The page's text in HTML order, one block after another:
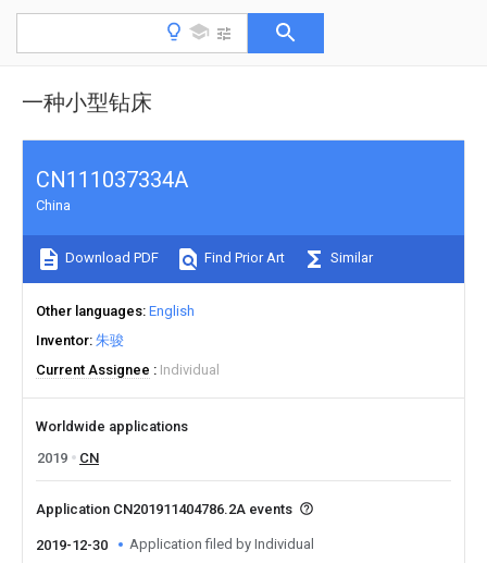
一种小型钻床
CN111037334A
China
Download PDF Find Prior Art Similar
Other languages English
Inventor 朱骏
Current Assignee
Individual
Worldwide applications
2019
CN
Application CN201911404786.2A events
2019-12-30 Application filed by Individual